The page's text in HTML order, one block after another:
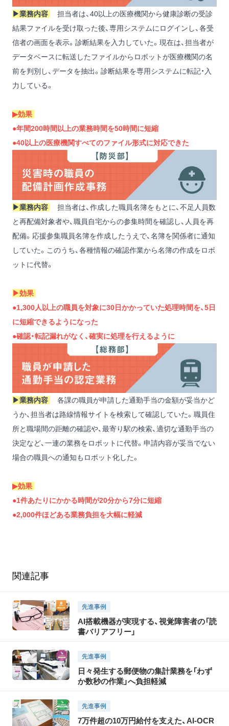
▶︎業務内容
担当者は、40以上の医療機関から健康診断の受診
結果ファイルを受け取った後、専用システムにログインし、各受
信者の画面を表示。診断結果を入力していた。現在は、担当者が
データベースに転送したファイルからロボットが医療機関の名
前を判別し、データを抽出。診断結果を専用システムに転記・入
力している。
▶︎効果
●年間200時間以上の業務時間を50時間に短縮
●40以上の医療機関すべてのファイル形式に対応できた
▶︎業務内容
担当者は、作成した職員名簿をもとに、不足人員数
と再配備対象者や、職員自宅からの参集時間を確認し、人員を再
配備。応援参集職員名簿を作成したうえで、名簿を関係者に通知
していた。このうち、各種情報の確認作業から名簿の作成をロボ
ットに代替。
▶︎効果
●1,300人以上の職員を対象に30日かかっていた処理時間を、5日
に短縮できるようになった
●確認・転記漏れがなく、確実に処理を行えるように
▶︎業務内容
各課の職員が申請した通勤手当の金額が妥当かど
うか、担当者は路線情報サイトを検索して確認していた。職員住
所と職場間の距離の確認や、最寄り駅の検索、適切な通勤手当の
決定など、一連の業務をロボットに代替。申請内容が妥当でない
場合の職員への通知もロボット化した。
▶︎効果
●1件あたりにかかる時間が20分から7分に短縮
●2,000件ほどある業務負担を大幅に軽減
関連記事
先進事例
AI搭載機器が実現する、視覚障害者の「読
書バリアフリー」
先進事例
日々発生する郵便物の集計業務を「わず
か数秒の作業」へ負担軽減
先進事例
7万件超の10万円給付を支えた、AI-OCR